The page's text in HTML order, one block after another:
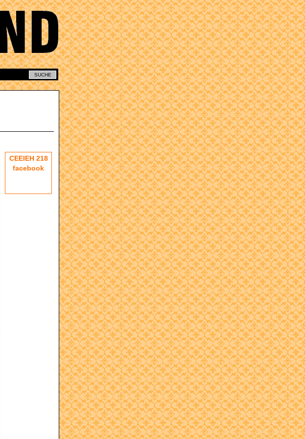
CEEIEH 218
facebook